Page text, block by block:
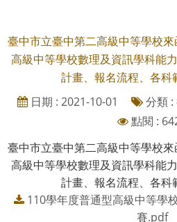
臺中市立臺中第二高級中等學校
高級中等學校數理及資訊學科能
計畫、報名流程、各科
日期 : 2021-10-01
分類 :
點閱 :
臺中市立臺中第二高級中等學校
高級中等學校數理及資訊學科能
計畫、報名流程、各科
110學年度普通型高級中等學
賽.pdf